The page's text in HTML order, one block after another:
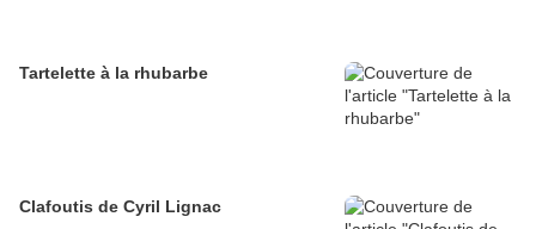
Tartelette à la rhubarbe
Clafoutis de Cyril Lignac